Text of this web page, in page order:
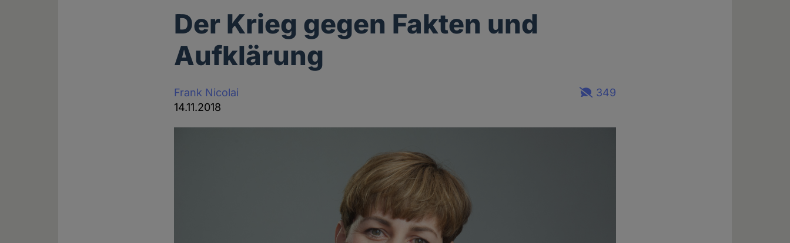
Der Krieg gegen Fakten und
Aufklärung
Frank Nicolai
14.11.2018
349